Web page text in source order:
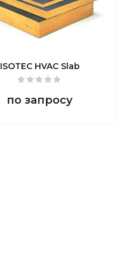
ISOTEC HVAC Slab
по запросу